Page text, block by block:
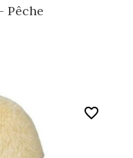
Pêche
favorite_border